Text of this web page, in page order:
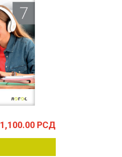
1,100.00 РСД